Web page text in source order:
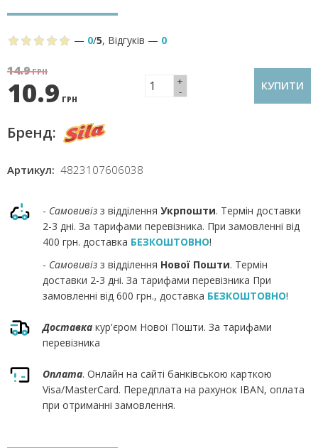
— 0/5, Відгуків — 0
14.9ГРН
10.9 ГРН
+
-
КУПИТИ
Бренд:
Артикул: 4823107606038
- Самовивіз з відділення Укрпошти. Термін доставки
2-3 дні. За тарифами перевізника. При замовленні від
400 грн. доставка БЕЗКОШТОВНО!
- Самовивіз з відділення Нової Пошти. Термін
доставки 2-3 дні. За тарифами перевізника При
замовленні від 600 грн., доставка БЕЗКОШТОВНО!
Доставка кур'єром Нової Пошти. За тарифами
перевізника
Оплата. Онлайн на сайті банківською карткою
Visa/MasterCard. Передплата на рахунок IBAN, оплата
при отриманні замовлення.